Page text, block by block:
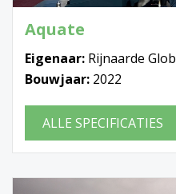
Aquate
Eigenaar: Rijnaarde
Bouwjaar: 2022
ALLE SPECIFICATIES